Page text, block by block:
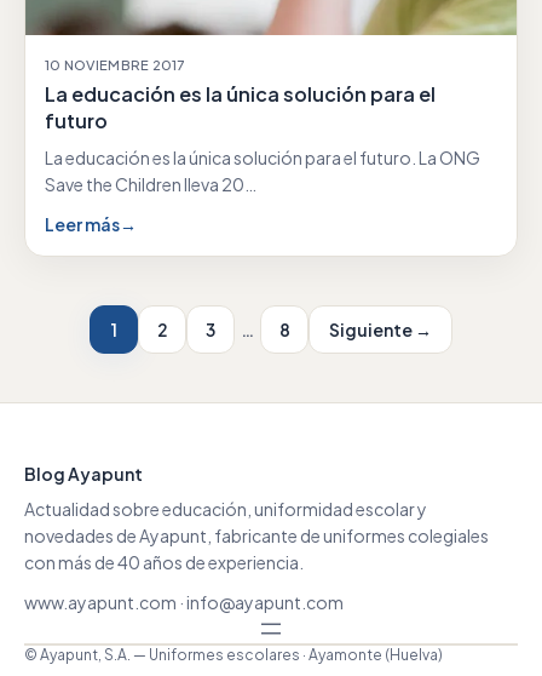
10 NOVIEMBRE 2017
La educación es la única solución para el
futuro
La educación es la única solución para el futuro. La ONG
Save the Children lleva 20…
Leer más→
1 2 3 8 Siguiente →
Blog Ayapunt
Actualidad sobre educación, uniformidad escolar y
novedades de Ayapunt, fabricante de uniformes colegiales
con más de 40 años de experiencia.
www.ayapunt.com ·info@ayapunt.com
© Ayapunt, S.A. — Uniformes escolares · Ayamonte (Huelva)